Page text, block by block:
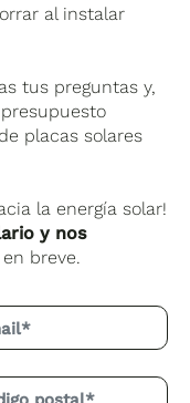
al instalar
tus preguntas y,
placas solares
la energía solar!
y nos
en breve.